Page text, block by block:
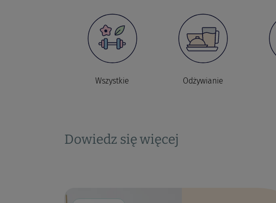
Wszystkie Odżywianie
Dowiedz się więcej